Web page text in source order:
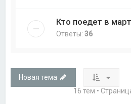
Кто поедет в
Ответы:36
Новая тема
16 тем •